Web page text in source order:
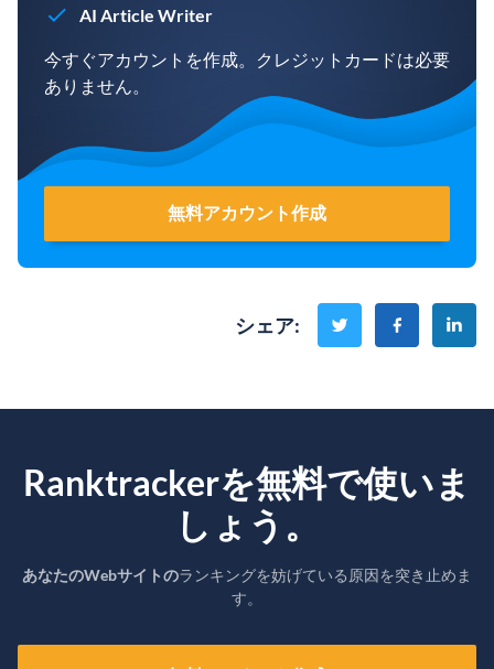
AI Article Writer
今すぐアカウントを作成。クレジットカードは必要
ありません。
無料アカウント作成
シェア:
Ranktrackerを無料で使いま
しょう。
あなたのWebサイトのランキングを妨げている原因を突き止めま
す。